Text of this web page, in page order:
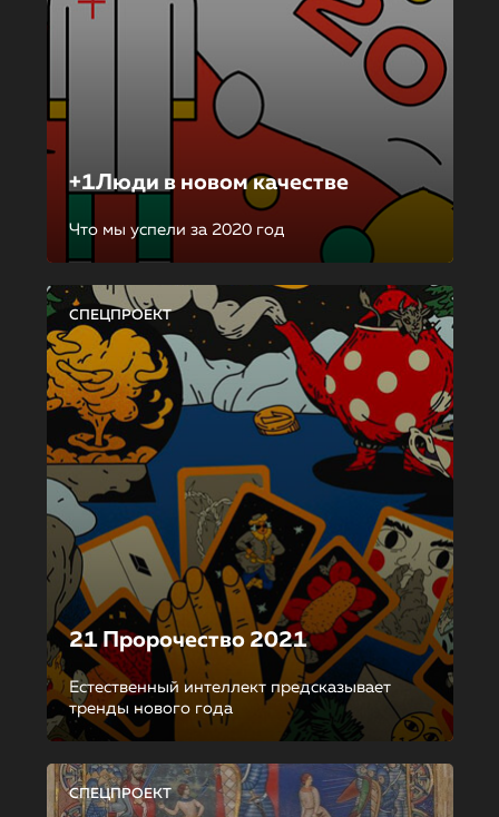
+1Люди в новом качестве
Что мы успели за 2020 год
СПЕЦПРОЕКТ
21 Пророчество 2021
Естественный интеллект предсказывает
тренды нового года
СПЕЦПРОЕКТ